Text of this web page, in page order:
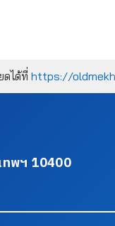
ดได้ที่ https://
ทพฯ 10400